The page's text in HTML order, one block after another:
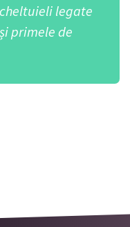
legate
primele de